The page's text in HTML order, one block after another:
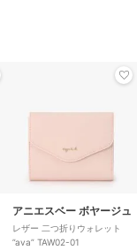
アニエスベー ボヤージュ
レザー 二つ折りウォレット
”ava” TAW02-01